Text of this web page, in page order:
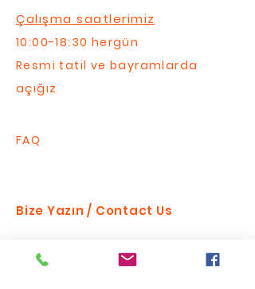
Çalışma saatlerimiz
10:00-18:30 hergün
Resmi tatil ve bayramlarda
açığız
FAQ
Bize Yazın / Contact Us